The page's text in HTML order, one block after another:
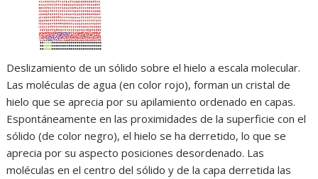
Deslizamiento de un sólido sobre el hielo a escala molecular.
Las moléculas de agua (en color rojo), forman un cristal de
hielo que se aprecia por su apilamiento ordenado en capas.
Espontáneamente en las proximidades de la superficie con el
sólido (de color negro), el hielo se ha derretido, lo que se
aprecia por su aspecto posiciones desordenado. Las
moléculas en el centro del sólido y de la capa derretida las